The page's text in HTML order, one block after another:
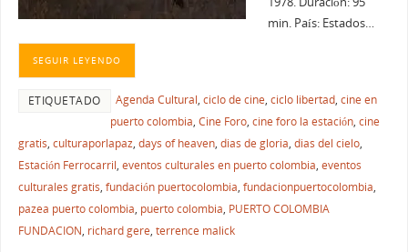
min. País: Estados…
SEGUIR LEYENDO
ETIQUETADO Agenda Cultural, ciclo de cine, ciclo libertad, cine en
puerto colombia, Cine Foro, cine foro la estación, cine
gratis, culturaporlapaz, days of heaven, dias de gloria, dias del cielo,
Estación Ferrocarril, eventos culturales en puerto colombia, eventos
culturales gratis, fundación puertocolombia, fundacionpuertocolombia,
pazea puerto colombia, puerto colombia, PUERTO COLOMBIA
FUNDACION, richard gere, terrence malick